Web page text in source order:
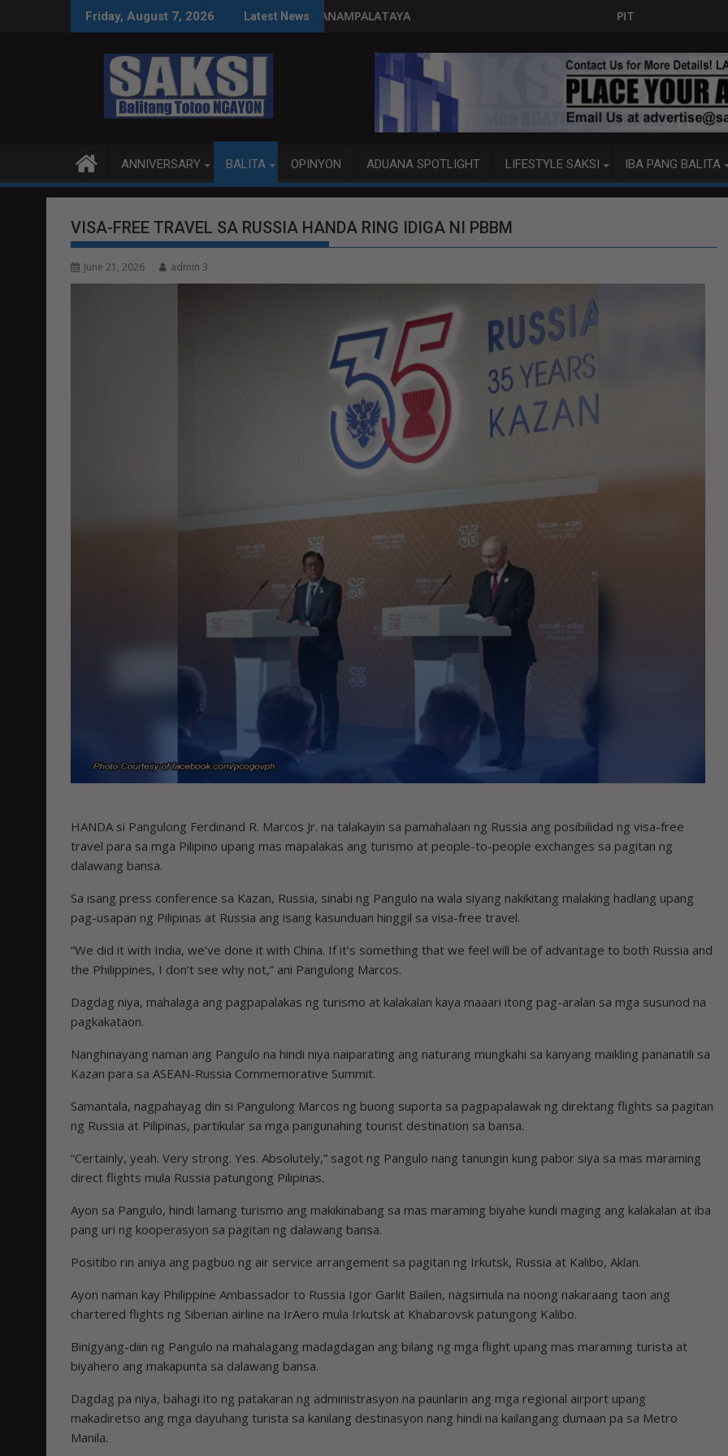
Friday, August 7, 2026 Latest News
paggastos susi sa pag-unladPANANAMPALATAYA PITO KATAO NASAGIP SA TUMAOB NA PUMP
ANNIVERSARY BALITA OPINYON ADUANA SPOTLIGHT LIFESTYLE SAKSI IBA PANG BALITA
VISA-FREE TRAVEL SA RUSSIA HANDA RING IDIGA NI PBBM
June 21, 2026 admin 3
HANDA si Pangulong Ferdinand R. Marcos Jr. na talakayin sa pamahalaan ng Russia ang posibilidad ng visa-free
travel para sa mga Pilipino upang mas mapalakas ang turismo at people-to-people exchanges sa pagitan ng
dalawang bansa.
Sa isang press conference sa Kazan, Russia, sinabi ng Pangulo na wala siyang nakikitang malaking hadlang upang
pag-usapan ng Pilipinas at Russia ang isang kasunduan hinggil sa visa-free travel.
“We did it with India, we’ve done it with China. If it’s something that we feel will be of advantage to both Russia and
the Philippines, I don’t see why not,” ani Pangulong Marcos.
Dagdag niya, mahalaga ang pagpapalakas ng turismo at kalakalan kaya maaari itong pag-aralan sa mga susunod na
pagkakataon.
Nanghinayang naman ang Pangulo na hindi niya naiparating ang naturang mungkahi sa kanyang maikling pananatili sa
Kazan para sa ASEAN-Russia Commemorative Summit.
Samantala, nagpahayag din si Pangulong Marcos ng buong suporta sa pagpapalawak ng direktang flights sa pagitan
ng Russia at Pilipinas, partikular sa mga pangunahing tourist destination sa bansa.
“Certainly, yeah. Very strong. Yes. Absolutely,” sagot ng Pangulo nang tanungin kung pabor siya sa mas maraming
direct flights mula Russia patungong Pilipinas.
Ayon sa Pangulo, hindi lamang turismo ang makikinabang sa mas maraming biyahe kundi maging ang kalakalan at iba
pang uri ng kooperasyon sa pagitan ng dalawang bansa.
Positibo rin aniya ang pagbuo ng air service arrangement sa pagitan ng Irkutsk, Russia at Kalibo, Aklan.
Ayon naman kay Philippine Ambassador to Russia Igor Garlit Bailen, nagsimula na noong nakaraang taon ang
chartered flights ng Siberian airline na IrAero mula Irkutsk at Khabarovsk patungong Kalibo.
Binigyang-diin ng Pangulo na mahalagang madagdagan ang bilang ng mga flight upang mas maraming turista at
biyahero ang makapunta sa dalawang bansa.
Dagdag pa niya, bahagi ito ng patakaran ng administrasyon na paunlarin ang mga regional airport upang
makadiretso ang mga dayuhang turista sa kanilang destinasyon nang hindi na kailangang dumaan pa sa Metro
Manila.